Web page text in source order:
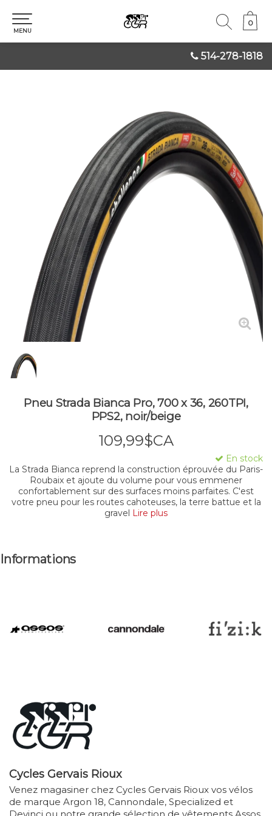
514-278-1818
0
0
MENU
Pneu Strada Bianca Pro, 700 x 36, 260TPI,
PPS2, noir/beige
109,99$CA
En stock
La Strada Bianca reprend la construction éprouvée du Paris-
Roubaix et ajoute du volume pour vous emmener
confortablement sur des surfaces moins parfaites. C'est
votre pneu pour les routes cahoteuses, la terre battue et la
gravel Lire plus
Informations
Cycles Gervais Rioux
Venez magasiner chez Cycles Gervais Rioux vos vélos
de marque Argon 18, Cannondale, Specialized et